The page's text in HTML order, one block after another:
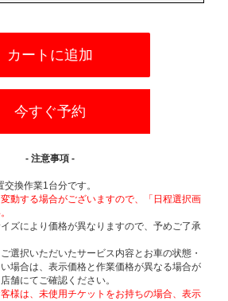
カートに追加
今すぐ予約
- 注意事項 -
換作業1台分です。
動する場合がございますので、「日程選択画
ズにより価格が異なりますので、予めご了承
選択いただいたサービス内容とお車の状態・
場合は、表示価格と作業価格が異なる場合が
舗にてご確認ください。
様は、未使用チケットをお持ちの場合、表示